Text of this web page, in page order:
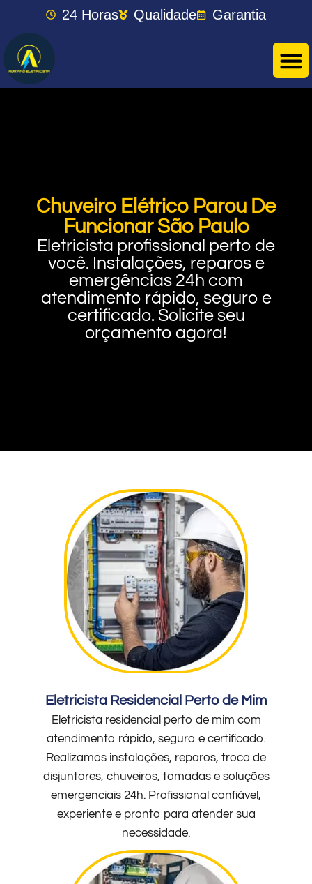
24 Horas Qualidade Garantia
Chuveiro Elétrico Parou De
Funcionar São Paulo
Eletricista profissional perto de
você. Instalações, reparos e
emergências 24h com
atendimento rápido, seguro e
certificado. Solicite seu
orçamento agora!
Eletricista Residencial Perto de Mim
Eletricista residencial perto de mim com
atendimento rápido, seguro e certificado.
Realizamos instalações, reparos, troca de
disjuntores, chuveiros, tomadas e soluções
emergenciais 24h. Profissional confiável,
experiente e pronto para atender sua
necessidade.